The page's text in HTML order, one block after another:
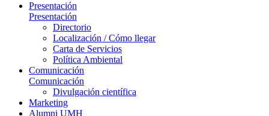
Presentación
Presentación
Directorio
Localización / Cómo llegar
Carta de Servicios
Política Ambiental
Comunicación
Comunicación
Divulgación científica
Marketing
Alumni UMH